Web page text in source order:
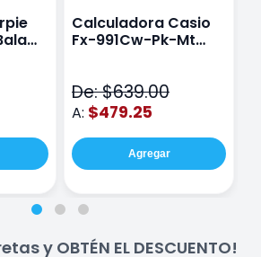
Calculadora Casio
Fx-991Cw-Pk-Mt
De: $639.00
A: $479.25
Agregar
y OBTÉN EL DESCUENTO!